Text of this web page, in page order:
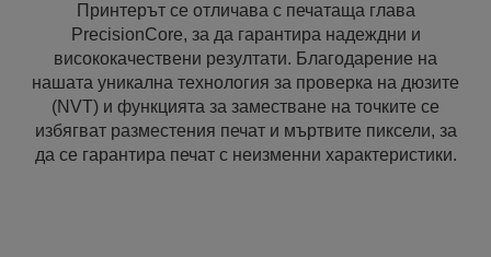
Принтерът се отличава с печатаща глава
PrecisionCore, за да гарантира надеждни и
висококачествени резултати. Благодарение на
нашата уникална технология за проверка на дюзите
(NVT) и функцията за заместване на точките се
избягват разместения печат и мъртвите пиксели, за
да се гарантира печат с неизменни характеристики.